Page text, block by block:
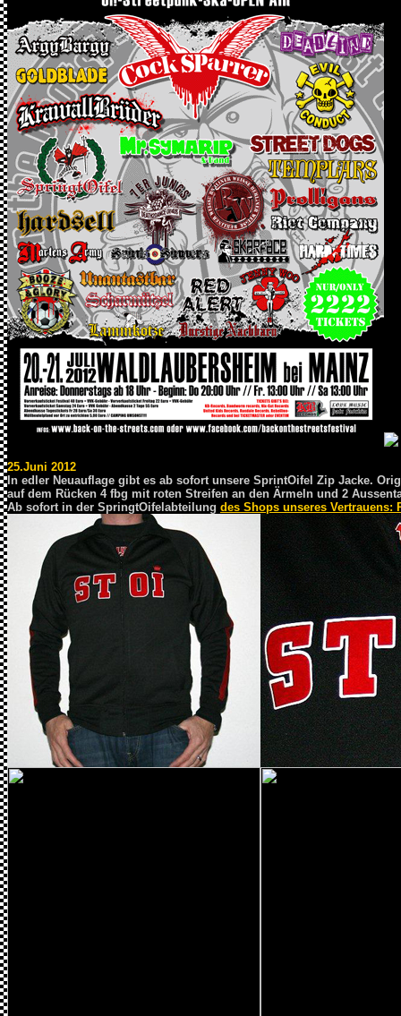
25.Juni 2012
In edler Neuauflage gibt es ab sofort unsere SprintOifel Zip Jacke.
auf dem Rücken 4 fbg mit roten Streifen an den Ärmeln und 2
Ab sofort in der SpringtOifelabteilung des Shops unseres Vertrauens: